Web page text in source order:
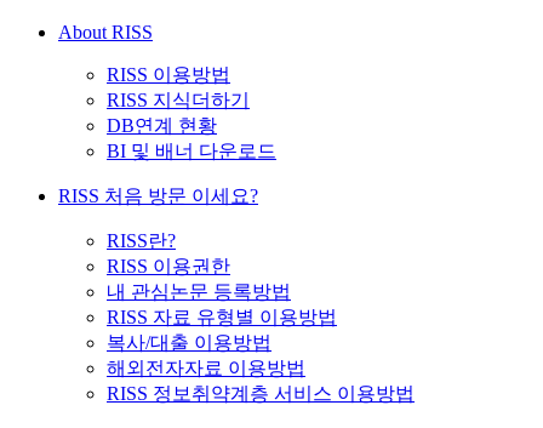
About RISS
RISS 이용방법
RISS 지식더하기
DB연계 현황
BI 및 배너 다운로드
RISS 처음 방문 이세요?
RISS란?
RISS 이용권한
내 관심논문 등록방법
RISS 자료 유형별 이용방법
복사/대출 이용방법
해외전자자료 이용방법
RISS 정보취약계층 서비스 이용방법